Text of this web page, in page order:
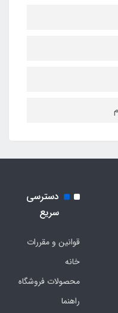
دسترسی
سریع
قوانین و مقررات
خانه
محصولات فروشگاه
راهنما